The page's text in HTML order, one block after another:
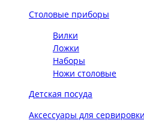
Столовые приборы
Вилки
Ложки
Наборы
Ножи столовые
Детская посуда
Аксессуары для сервировки